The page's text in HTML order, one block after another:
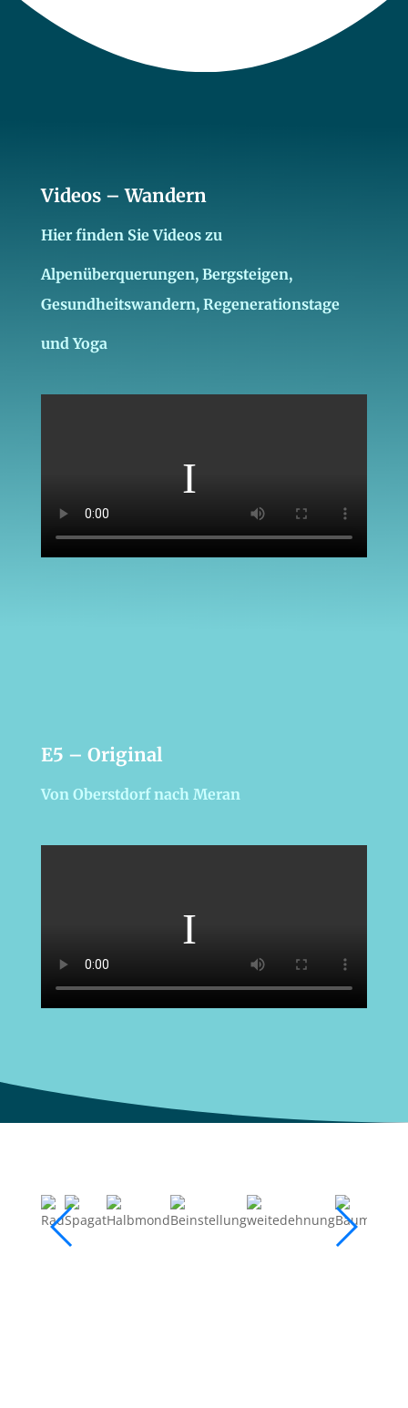
Videos – Wandern
Hier finden Sie Videos zu
Alpenüberquerungen, Bergsteigen,
Gesundheitswandern, Regenerationstage
und Yoga
E5 – Original
Von Oberstdorf nach Meran